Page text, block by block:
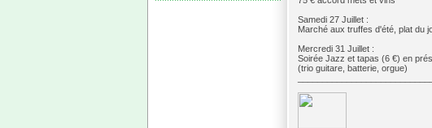
Samedi 27 Juillet :
Marché aux truffes d'été, plat du
Mercredi 31 Juillet :
Soirée Jazz et tapas (6 €) en
(trio guitare, batterie, orgue)